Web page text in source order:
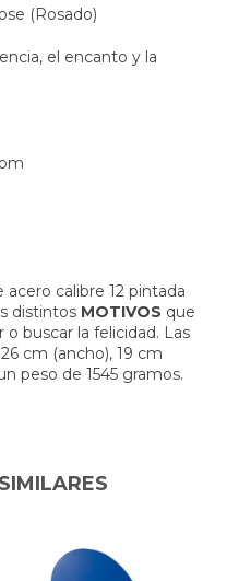
(Rosado)
el encanto y la
acero calibre 12 pintada
distintos MOTIVOS que
buscar la felicidad. Las
cm (ancho), 19 cm
peso de 1545 gramos.